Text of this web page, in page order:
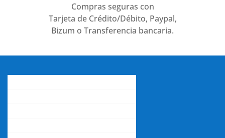
Compras seguras con
Tarjeta de Crédito/Débito, Paypal,
Bizum o Transferencia bancaria.